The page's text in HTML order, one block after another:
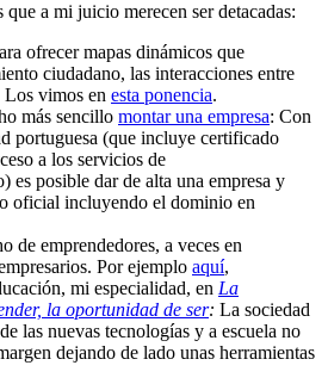
a mi juicio merecen ser detacadas:
ofrecer mapas dinámicos que
ciudadano, las interacciones entre
vimos en esta ponencia.
más sencillo montar una empresa: Con
portuguesa (que incluye certificado
a los servicios de
es posible dar de alta una empresa y
oficial incluyendo el dominio en
de emprendedores, a veces en
Por ejemplo aquí,
mi especialidad, en La
la oportunidad de ser: La sociedad
las nuevas tecnologías y a escuela no
dejando de lado unas herramientas